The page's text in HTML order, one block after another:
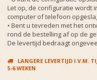
Let op, de configuratie wordt
computer of telefoon
• Bent u tevreden met het
rond de bestelling af op de
De levertijd bedraagt
LANGERE LEVERTIJD I.V.M.
5-6 WEKEN